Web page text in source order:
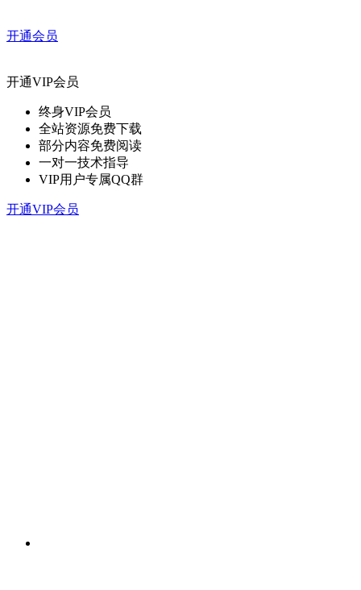
开通会员
开通VIP会员
终身VIP会员
全站资源免费下载
部分内容免费阅读
一对一技术指导
VIP用户专属QQ群
开通VIP会员